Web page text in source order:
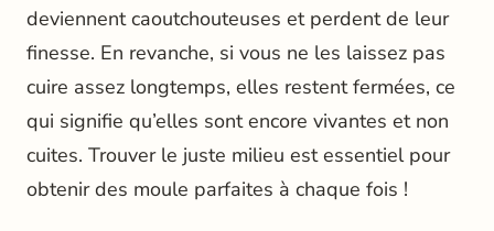
deviennent caoutchouteuses et perdent de leur
finesse. En revanche, si vous ne les laissez pas
cuire assez longtemps, elles restent fermées, ce
qui signifie qu’elles sont encore vivantes et non
cuites. Trouver le juste milieu est essentiel pour
obtenir des moule parfaites à chaque fois !